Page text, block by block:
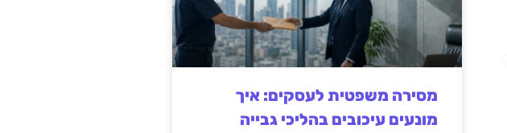
מסירה משפטית לעסקים: איך
מונעים עיכובים בהליכי גבייה